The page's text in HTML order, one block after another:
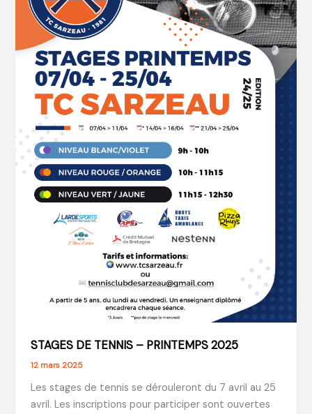
STAGES DE TENNIS – PRINTEMPS 2025
12 mars 2025
Les stages de tennis se dérouleront du 7 avril au 25
avril. Les inscriptions pour participer sont ouvertes